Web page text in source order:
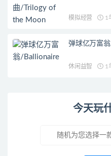
模拟经营 1
弹球亿万富
休闲益智 1
今天玩